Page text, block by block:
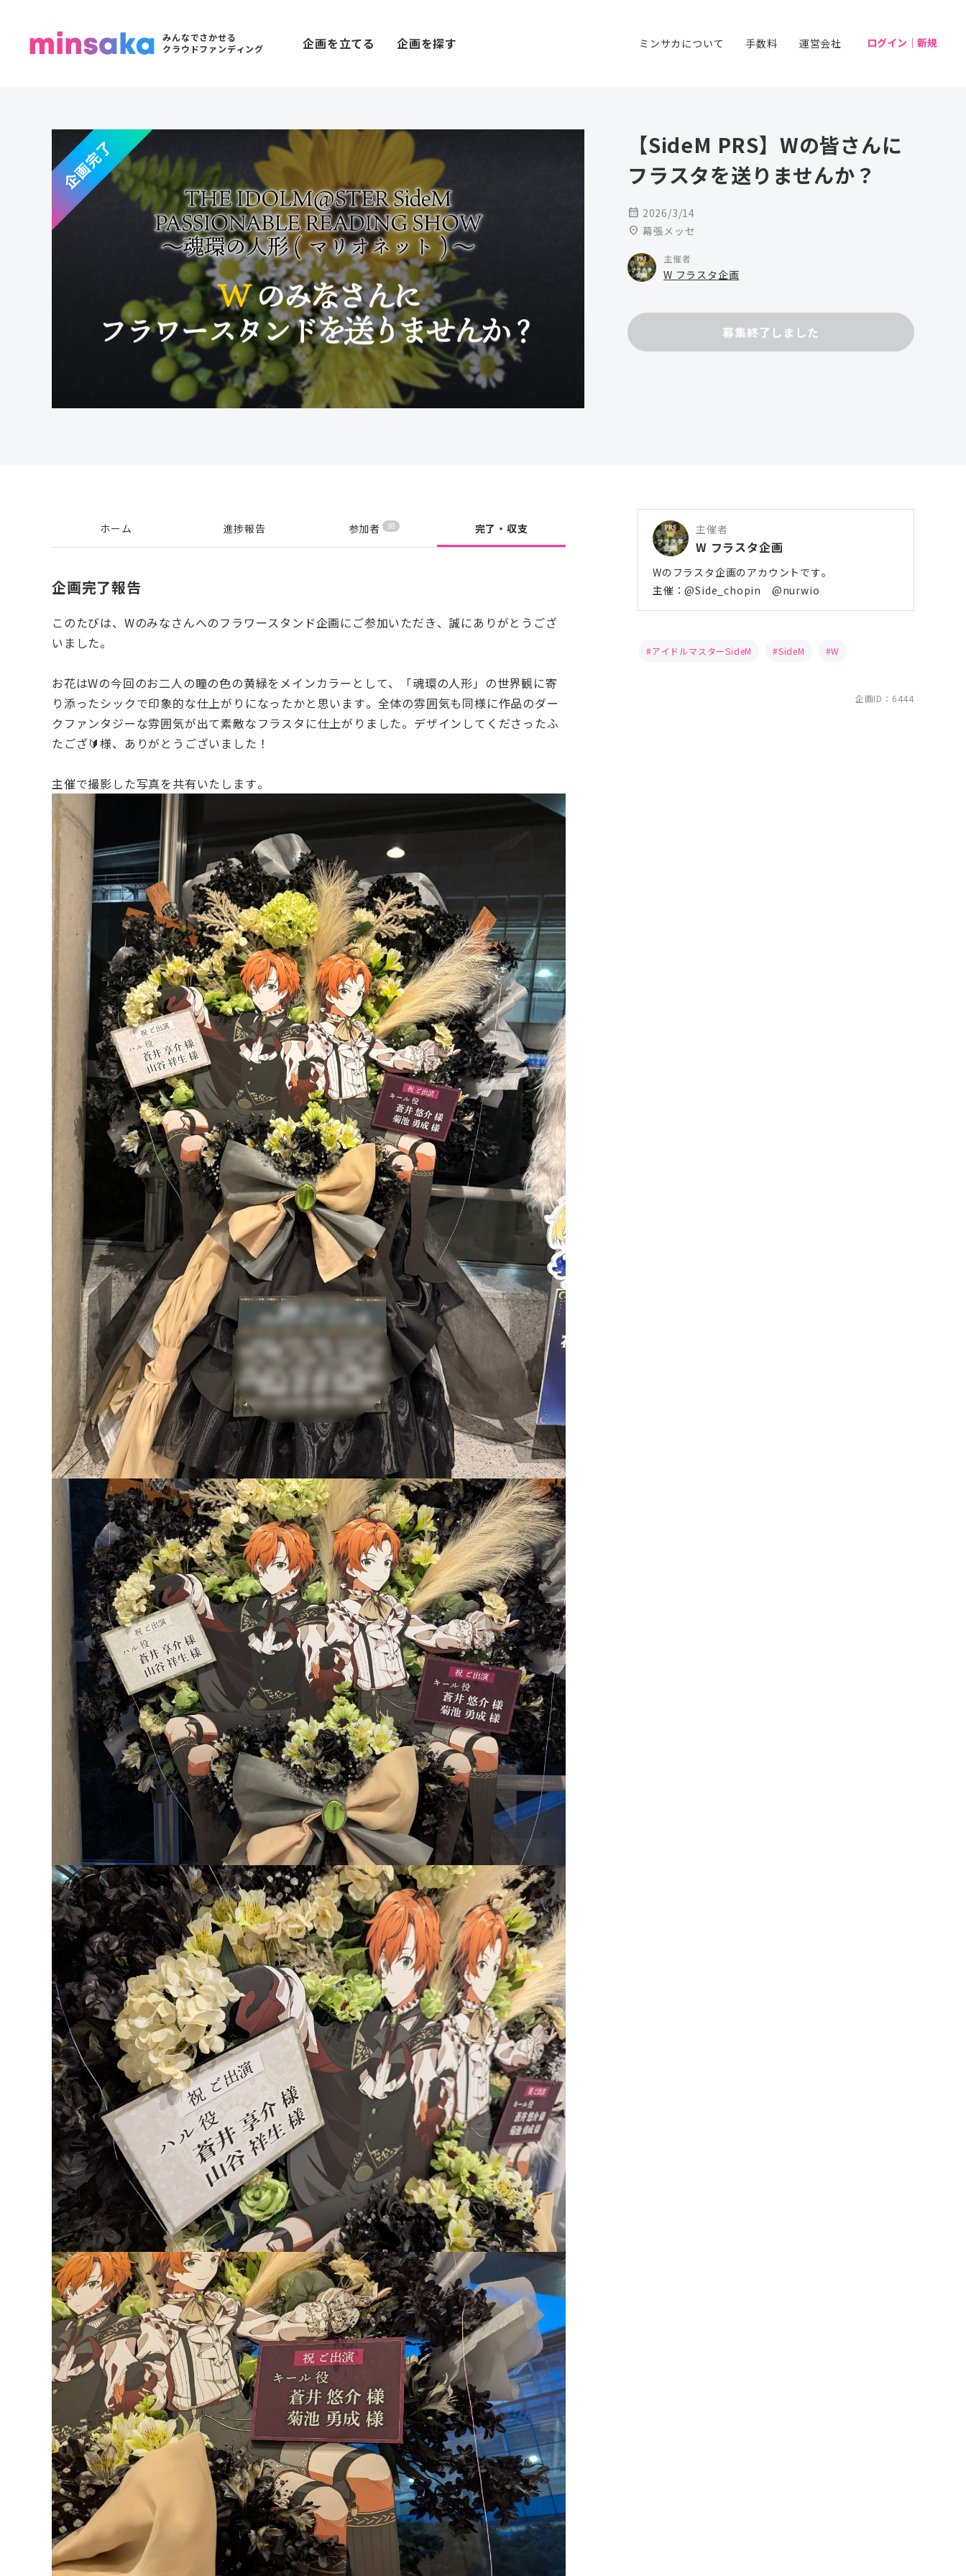
みんなでさかせる
クラウドファンディング
企画を立てる 企画を探す ミンサカについて 手数料 運営会社 ログイン｜新規
企画完了
【SideM PRS】Wの皆さんに
フラスタを送りませんか？
calendar_month 2026/3/14
location_on 幕張メッセ
主催者
W フラスタ企画
募集終了しました
ホーム 進捗報告 参加者 38 完了・収支
企画完了報告
このたびは、Wのみなさんへのフラワースタンド企画にご参加いただき、誠にありがとうござ
いました。
お花はWの今回のお二人の瞳の色の黄緑をメインカラーとして、「魂環の人形」の世界観に寄
り添ったシックで印象的な仕上がりになったかと思います。全体の雰囲気も同様に作品のダー
クファンタジーな雰囲気が出て素敵なフラスタに仕上がりました。デザインしてくださったふ
たござ🔰様、ありがとうございました！
主催で撮影した写真を共有いたします。
主催者
W フラスタ企画
Wのフラスタ企画のアカウントです。
主催：@Side_chopin @nurwio
アイドルマスターSideM SideM W
企画ID：6444